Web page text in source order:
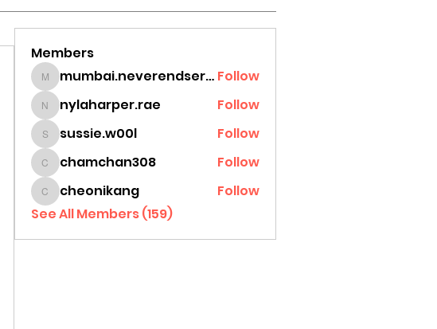
Members
mumbai.neverendservices mumbai.neverendservices Follow
nylaharper.rae
nylaharper.rae Follow
sussie.w00l
sussie.w00l Follow
chamchan308
chamchan308 Follow
cheonikang
cheonikang
Follow
See All Members (159)